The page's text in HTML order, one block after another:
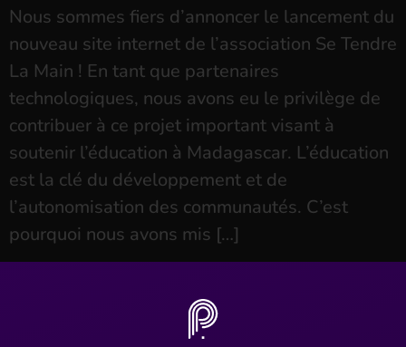
Nous sommes fiers d’annoncer le lancement du
nouveau site internet de l’association Se Tendre
La Main ! En tant que partenaires
technologiques, nous avons eu le privilège de
contribuer à ce projet important visant à
soutenir l’éducation à Madagascar. L’éducation
est la clé du développement et de
l’autonomisation des communautés. C’est
pourquoi nous avons mis […]